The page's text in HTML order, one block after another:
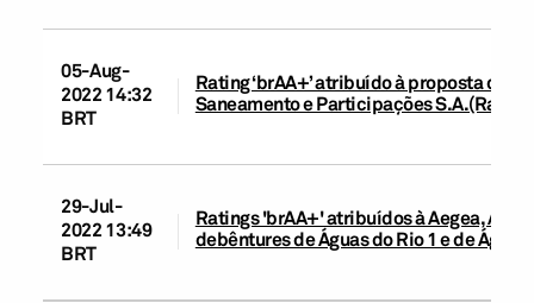
05-Aug-
2022 14:32
BRT
Rating ‘brAA+’ atribuído à proposta de
Saneamento e Participações S.A.(Rating
29-Jul-
2022 13:49
BRT
Ratings 'brAA+' atribuídos à Aegea,
debêntures de Águas do Rio 1 e de